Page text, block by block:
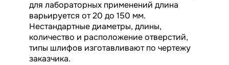
для лабораторных применений длина
варьируется от 20 до 150 мм.
Нестандартные диаметры, длины,
количество и расположение отверстий,
типы шлифов изготавливают по чертежу
заказчика.